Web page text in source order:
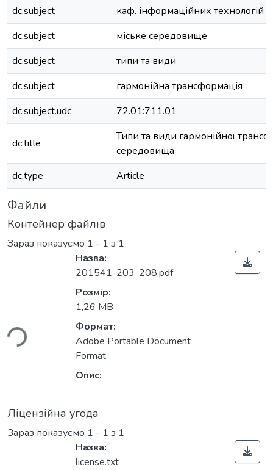
dc.subject
каф. інформаційних технологій в
dc.subject
міське середовище
dc.subject
типи та види
dc.subject
гармонійна трансформація
dc.subject.udc
72.01:711.01
dc.title
Типи та види гармонійної
середовища
dc.type
Article
Файли
Контейнер файлів
Зараз показуємо 1 - 1 з 1
Назва:
201541-203-208.pdf
Розмір:
1,26 MB
Формат:
Adobe Portable Document
Format
Опис:
Ліцензійна угода
Зараз показуємо 1 - 1 з 1
Назва:
license.txt